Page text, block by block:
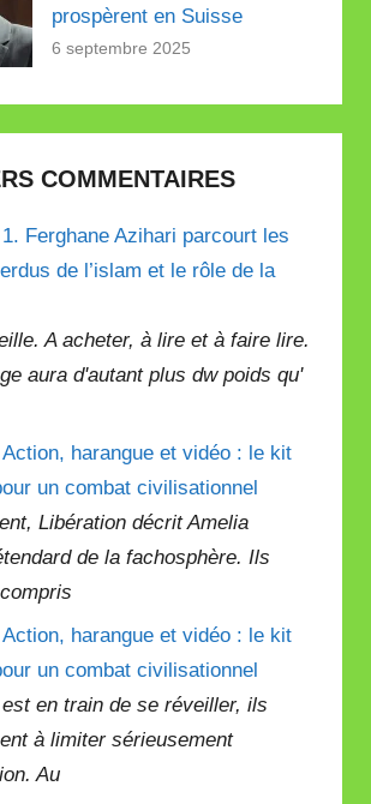
prospèrent en Suisse
6 septembre 2025
COMMENTAIRES
1. Ferghane Azihari parcourt les
de l’islam et le rôle de la
A acheter, à lire et à faire lire.
aura d'autant plus dw poids qu'
Action, harangue et vidéo : le kit
un combat civilisationnel
Libération décrit Amelia
de la fachosphère. Ils
Action, harangue et vidéo : le kit
un combat civilisationnel
en train de se réveiller, ils
à limiter sérieusement
Au